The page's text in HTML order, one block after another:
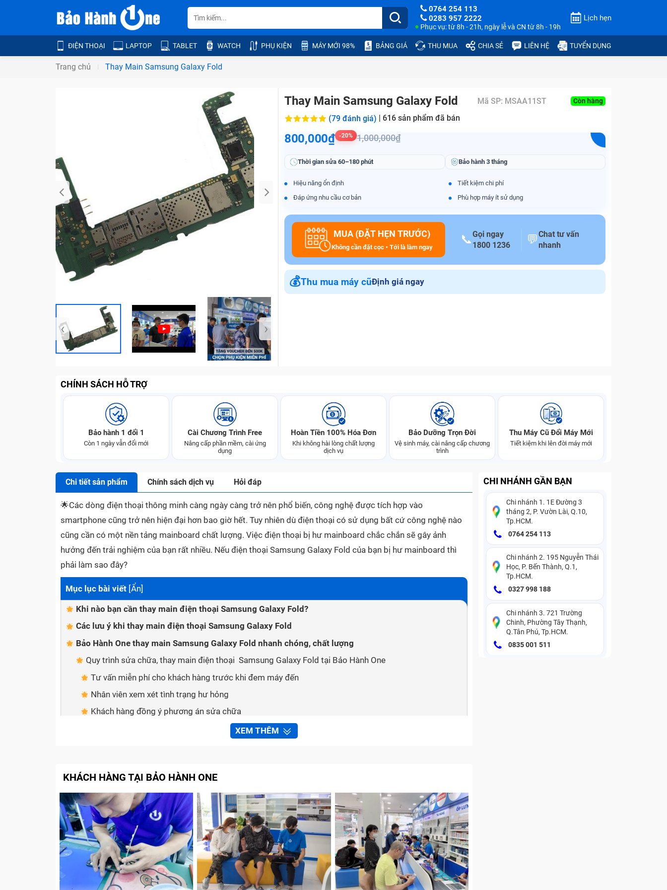
0764 254 113
0283 957 2222
Phục vụ: từ 8h - 21h, ngày lễ và CN từ 8h - 19h
Lịch hẹn
ĐIỆN THOẠI LAPTOP TABLET WATCH PHỤ KIỆN MÁY MỚI 98% BẢNG GIÁ THU MUA CHIA SẺ LIÊN HỆ TUYỂN DỤNG
Trang chủ Thay Main Samsung Galaxy Fold
Bảo Hành One
‹ ›
Thay Main Samsung Galaxy Fold Mã SP: MSAA11ST Còn hàng
(79 đánh giá) | 616 sản phẩm đã bán
800,000₫ -20% 1,000,000₫
Thời gian sửa 60–180 phút Bảo hành 3 tháng
Hiệu năng ổn định
Đáp ứng nhu cầu cơ bản
Tiết kiệm chi phí
Phù hợp máy ít sử dụng
MUA (ĐẶT HẸN TRƯỚC)
Không cần đặt cọc • Tới là làm ngay
📞Gọi ngay
1800 1236
💬Chat tư vấn
nhanh
💰Thu mua máy cũĐịnh giá ngay
CHÍNH SÁCH HỖ TRỢ
Bảo hành 1 đổi 1
Còn 1 ngày vẫn đổi mới
Cài Chương Trình Free
Nâng cấp phần mềm, cài ứng
dụng
Hoàn Tiền 100% Hóa Đơn
Khi không hài lòng chất lượng
dịch vụ
Bảo Dưỡng Trọn Đời
Vệ sinh máy, cài nâng cấp chương
trình
Thu Máy Cũ Đổi Máy Mới
Tiết kiệm khi lên đời máy mới
Chi tiết sản phẩm Chính sách dịch vụ Hỏi đáp
🌟Các dòng điện thoại thông minh càng ngày càng trở nên phổ biến, công nghệ được tích hợp vào
smartphone cũng trở nên hiện đại hơn bao giờ hết. Tuy nhiên dù điện thoại có sử dụng bất cứ công nghệ nào
cũng cần có một nền tảng mainboard chất lượng. Việc điện thoại bị hư mainboard chắc chắn sẽ gây ảnh
hưởng đến trải nghiệm của bạn rất nhiều. Nếu điện thoại Samsung Galaxy Fold của bạn bị hư mainboard thì
phải làm sao đây?
Mục lục bài viết [Ẩn]
Khi nào bạn cần thay main điện thoại Samsung Galaxy Fold?
Các lưu ý khi thay main điện thoại Samsung Galaxy Fold
Bảo Hành One thay main Samsung Galaxy Fold nhanh chóng, chất lượng
Quy trình sửa chữa, thay main điện thoại Samsung Galaxy Fold tại Bảo Hành One
Tư vấn miễn phí cho khách hàng trước khi đem máy đến
Nhân viên xem xét tình trạng hư hỏng
Khách hàng đồng ý phương án sửa chữa
Khi nào bạn cần thay main điện thoại Samsung Galaxy Fold?
Vấn đề nào cũng có những dấu hiệu để chúng ta nhận biết ra nó. Những dấu hiệu cho thấy main điện thoại gặp
vấn đề cũng hết sức đặc trưng:
Máy đang sử dụng bị sập nguồn: Lỗi này có thể do nguồn pin của máy gây lên nhưng khả năng cao vẫn là
do main
Trong quá trình sử dụng máy nóng rất nhanh và pin “tụt dốc không phanh”
Máy không khởi động lên được
XEM THÊM
KHÁCH HÀNG TẠI BẢO HÀNH ONE
CHI NHÁNH GẦN BẠN
Chi nhánh 1. 1E Đường 3
tháng 2, P. Vườn Lài, Q.10,
Tp.HCM.
0764 254 113
Chi nhánh 2. 195 Nguyễn Thái
Học, P. Bến Thành, Q.1,
Tp.HCM.
0327 998 188
Chi nhánh 3. 721 Trường
Chinh, Phường Tây Thạnh,
Q.Tân Phú, Tp.HCM.
0835 001 511